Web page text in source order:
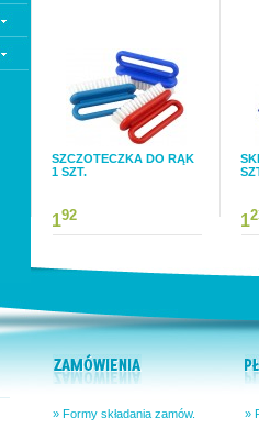
SZCZOTECZKA DO RĄK
1 SZT.
192 1
» Formy składania zamów. »